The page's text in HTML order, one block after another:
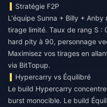
Stratégie F2P
L'équipe Sunna + Billy +
tirage limité. Taux de rang S :
hard pity à 90, personnage
Maximisez vos tirages en
via BitTopup.
Hypercarry vs Équilibré
Le build Hypercarry
burst monocible. Le build